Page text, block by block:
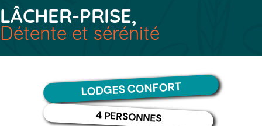
LÂCHER-PRISE,
Détente et sérénité
LODGES CONFORT
4 PERSONNES